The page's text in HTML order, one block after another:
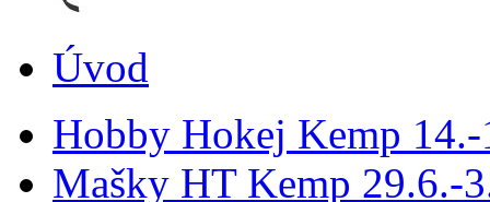
Úvod
Hobby Hokej Kemp
Mašky HT Kemp 29.6.-